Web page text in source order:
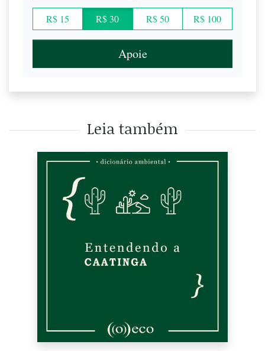
R$ 15 R$ 30 R$ 50 R$ 100
Apoie
Leia também